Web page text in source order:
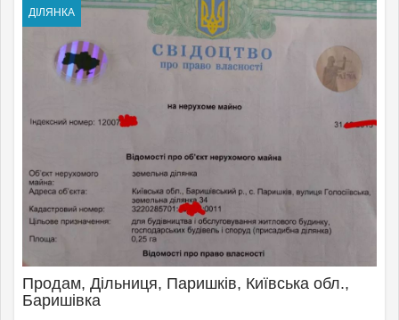
ДІЛЯНКА
Продам, Дільниця, Паришків, Київська обл.,
Баришівка